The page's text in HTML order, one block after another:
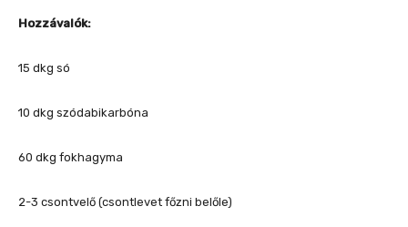
Hozzávalók:
15 dkg só
10 dkg szódabikarbóna
60 dkg fokhagyma
2-3 csontvelő (csontlevet főzni belőle)